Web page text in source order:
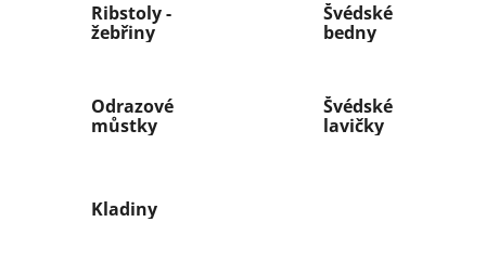
Ribstoly -
žebřiny
Švédské
bedny
Odrazové
můstky
Švédské
lavičky
Kladiny